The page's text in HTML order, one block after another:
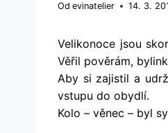
Od evinatelier 14. 3.
Velikonoce jsou
Věřil pověrám,
Aby si zajistil a
vstupu do obydlí.
Kolo – věnec – byl